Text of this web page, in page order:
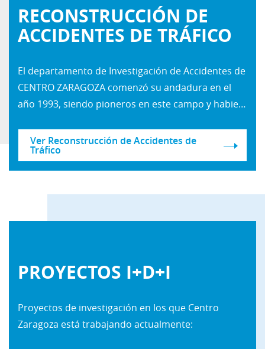
RECONSTRUCCIÓN DE
ACCIDENTES DE TRÁFICO
El departamento de Investigación de Accidentes de
CENTRO ZARAGOZA comenzó su andadura en el
año 1993, siendo pioneros en este campo y habiendo participado en la formación de los grupos especializados en investigación de accidentes de tráfico de las principales Fuerzas y Cuerpos de Seguridad del Estado, así como de numerosos profesionales del sector.
Ver Reconstrucción de Accidentes de
Tráfico
PROYECTOS I+D+I
Proyectos de investigación en los que Centro
Zaragoza está trabajando actualmente: